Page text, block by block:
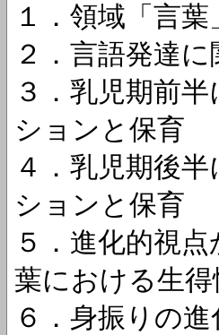
１．領域「言
２．言語発達
３．乳児期前
ションと保育
４．乳児期後
ションと保育
５．進化的視
葉における生得
６．身振りの